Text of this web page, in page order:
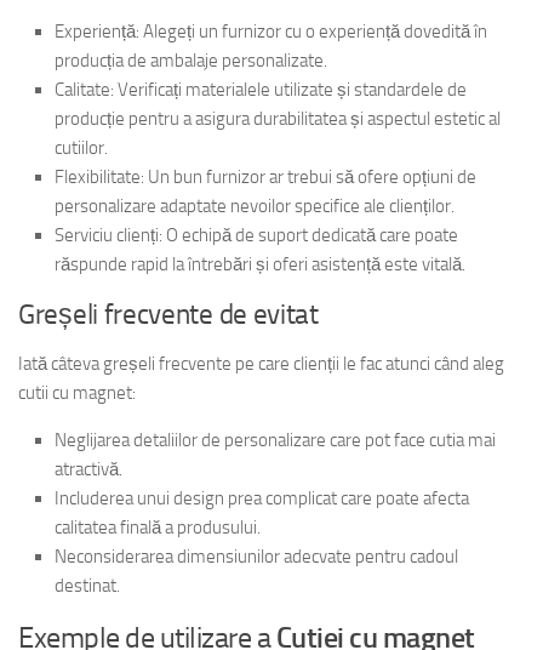
Experiență: Alegeți un furnizor cu o experiență dovedită în
producția de ambalaje personalizate.
Calitate: Verificați materialele utilizate și standardele de
producție pentru a asigura durabilitatea și aspectul estetic al
cutiilor.
Flexibilitate: Un bun furnizor ar trebui să ofere opțiuni de
personalizare adaptate nevoilor specifice ale clienților.
Serviciu clienți: O echipă de suport dedicată care poate
răspunde rapid la întrebări și oferi asistență este vitală.
Greșeli frecvente de evitat
Iată câteva greșeli frecvente pe care clienții le fac atunci când aleg
cutii cu magnet:
Neglijarea detaliilor de personalizare care pot face cutia mai
atractivă.
Includerea unui design prea complicat care poate afecta
calitatea finală a produsului.
Neconsiderarea dimensiunilor adecvate pentru cadoul
destinat.
Exemple de utilizare aCutiei cu magnet